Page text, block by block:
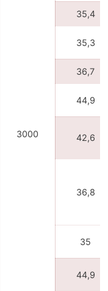
3000
35,4
35,3
36,7
44,9
42,6
36,8
35
44,9